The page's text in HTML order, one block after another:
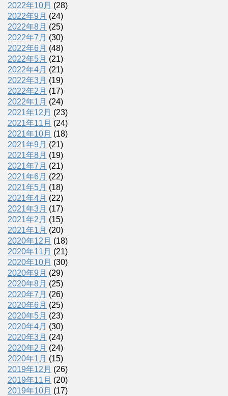
2022年10月 (28)
2022年9月 (24)
2022年8月 (25)
2022年7月 (30)
2022年6月 (48)
2022年5月 (21)
2022年4月 (21)
2022年3月 (19)
2022年2月 (17)
2022年1月 (24)
2021年12月 (23)
2021年11月 (24)
2021年10月 (18)
2021年9月 (21)
2021年8月 (19)
2021年7月 (21)
2021年6月 (22)
2021年5月 (18)
2021年4月 (22)
2021年3月 (17)
2021年2月 (15)
2021年1月 (20)
2020年12月 (18)
2020年11月 (21)
2020年10月 (30)
2020年9月 (29)
2020年8月 (25)
2020年7月 (26)
2020年6月 (25)
2020年5月 (23)
2020年4月 (30)
2020年3月 (24)
2020年2月 (24)
2020年1月 (15)
2019年12月 (26)
2019年11月 (20)
2019年10月 (17)